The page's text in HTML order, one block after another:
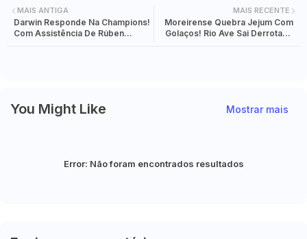
MAIS RECENTE
Moreirense Quebra Jejum Com
Golaços! Rio Ave Sai Derrotado
MAIS ANTIGA
Darwin Responde Na Champions!
Com Assistência De Rúben
You Might Like Mostrar mais
Error: Não foram encontrados resultados